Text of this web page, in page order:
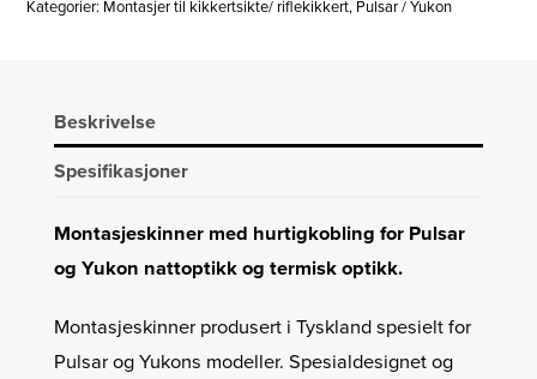
Kategorier: Montasjer til kikkertsikte/ riflekikkert, Pulsar / Yukon
Beskrivelse
Spesifikasjoner
Montasjeskinner med hurtigkobling for Pulsar
og Yukon nattoptikk og termisk optikk.
Montasjeskinner produsert i Tyskland spesielt for
Pulsar og Yukons modeller. Spesialdesignet og